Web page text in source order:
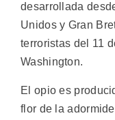
desarrollada
Unidos y Gran
terroristas del 11
Washington.
El opio es
flor de la